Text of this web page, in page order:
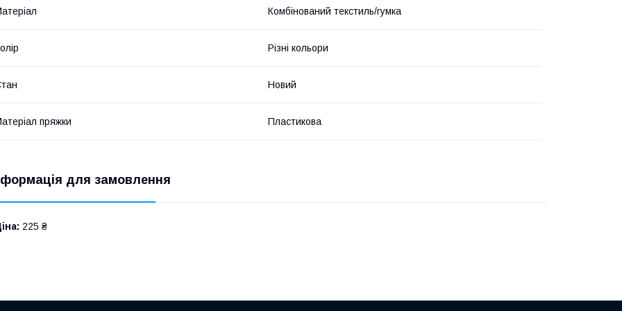
Комбінований текстиль/гумка
Різні кольори
Новий
пряжки Пластикова
для замовлення
225 ₴